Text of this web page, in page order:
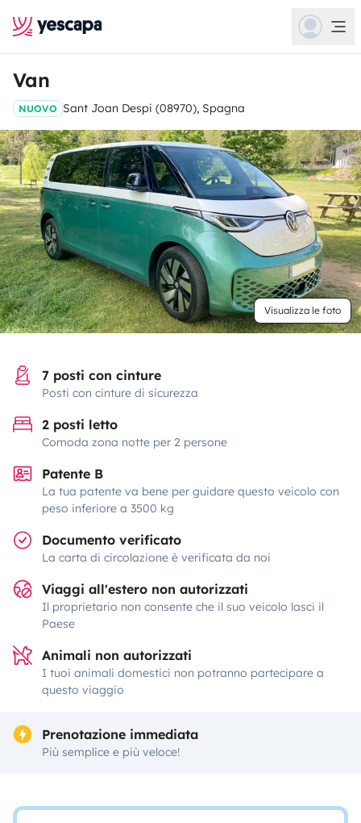
Van
NUOVO Sant Joan Despi (08970), Spagna
Visualizza le foto
7 posti con cinture
Posti con cinture di sicurezza
2 posti letto
Comoda zona notte per 2 persone
Patente B
La tua patente va bene per guidare questo veicolo con
peso inferiore a 3500 kg
Documento verificato
La carta di circolazione è verificata da noi
Viaggi all'estero non autorizzati
Il proprietario non consente che il suo veicolo lasci il
Paese
Animali non autorizzati
I tuoi animali domestici non potranno partecipare a
questo viaggio
Prenotazione immediata
Più semplice e più veloce!